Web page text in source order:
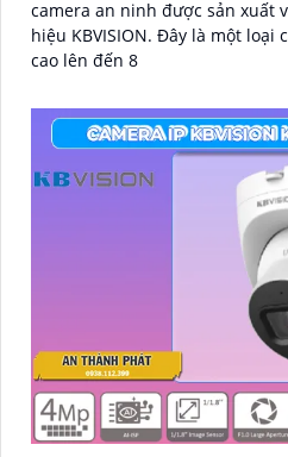
camera an ninh được sản xuất
hiệu KBVISION. Đây là một loại camera IP có độ phân giải
cao lên đến 8